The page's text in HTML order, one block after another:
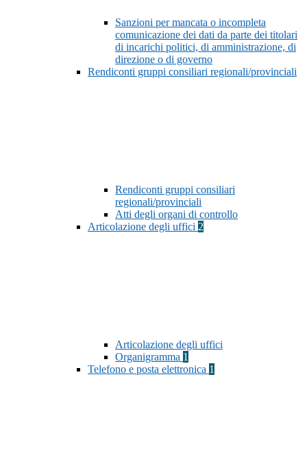
Sanzioni per mancata o incompleta
comunicazione dei dati da parte dei titolari
di incarichi politici, di amministrazione, di
direzione o di governo
Rendiconti gruppi consiliari regionali/provinciali
Rendiconti gruppi consiliari
regionali/provinciali
Atti degli organi di controllo
Articolazione degli uffici 2
Articolazione degli uffici
Organigramma 1
Telefono e posta elettronica 1